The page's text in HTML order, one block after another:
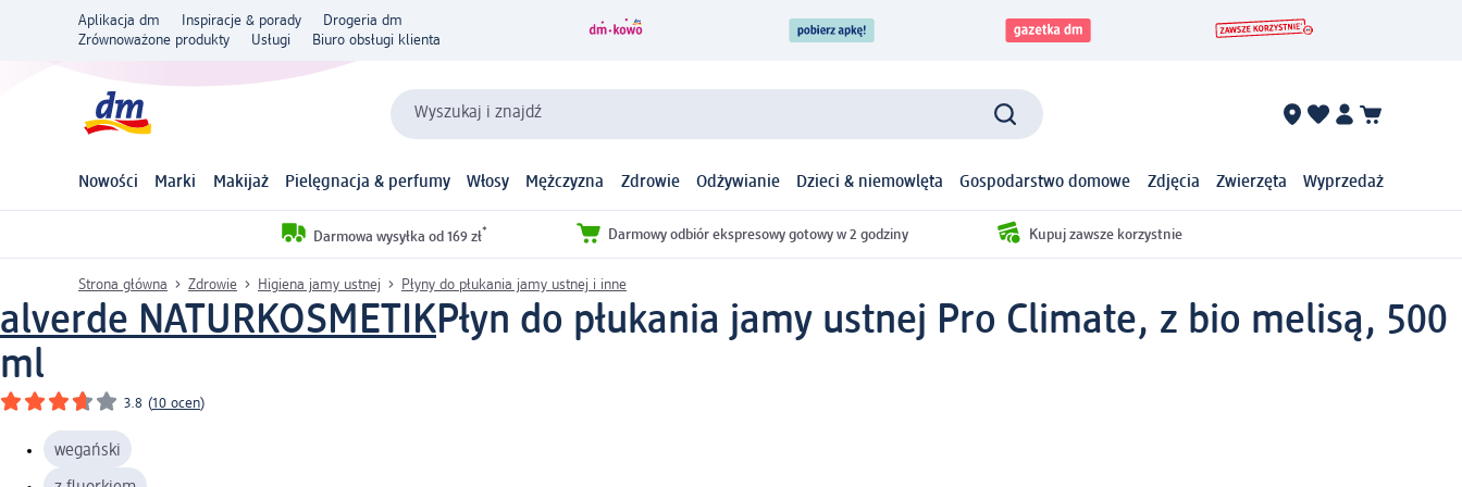
Aplikacja dm Inspiracje & porady
Drogeria dm
Zrównoważone produkty
Usługi Biuro obsługi klienta
Wyszukaj i znajdź
Nowości Marki Makijaż Pielęgnacja & perfumy Włosy Mężczyzna Zdrowie Odżywianie Dzieci & niemowlęta Gospodarstwo domowe Zdjęcia Zwierzęta Wyprzedaż
Darmowa wysyłka od 169 zł* Darmowy odbiór ekspresowy gotowy w 2 godziny Kupuj zawsze korzystnie
Strona główna Zdrowie Higiena jamy ustnej Płyny do płukania jamy ustnej i inne
alverde NATURKOSMETIKPłyn do płukania jamy ustnej Pro Climate, z bio melisą, 500
ml
3.8 (10 ocen)
wegański